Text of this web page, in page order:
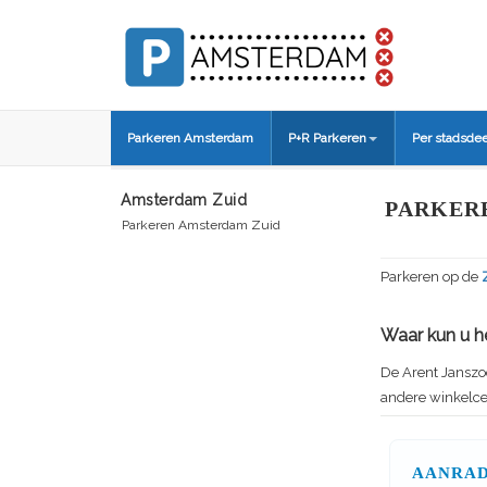
Parkeren Amsterdam P+R Parkeren Per
Parkeren op de
Waar kun u
De Arent
andere
Amsterdam Zuid
Parkeren Amsterdam Zuid